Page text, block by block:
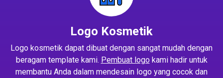
Logo Kosmetik
Logo kosmetik dapat dibuat dengan sangat mudah dengan
beragam template kami. Pembuat logokami hadir untuk
membantu Anda dalam mendesain logo yang cocok dan